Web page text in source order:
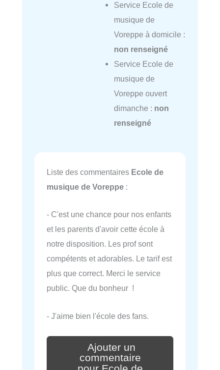
Service Ecole de
musique de
Voreppe à domicile :
non renseigné
Service Ecole de
musique de
Voreppe ouvert
dimanche : non
renseigné
Liste des commentaires Ecole de
musique de Voreppe :
- C'est une chance pour nos enfants
et les parents d'avoir cette école à
notre disposition. Les prof sont
compétents et adorables. Le tarif est
plus que correct. Merci le service
public. Que du bonheur !
- J'aime bien l'école des fans.
Ajouter un
commentaire